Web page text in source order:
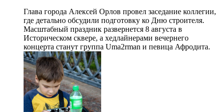
Глава города Алексей Орлов провел заседание коллегии,
где детально обсудили подготовку ко Дню строителя.
Масштабный праздник развернется 8 августа в
Историческом сквере, а хедлайнерами вечернего
концерта станут группа Uma2rman и певица Афродита.